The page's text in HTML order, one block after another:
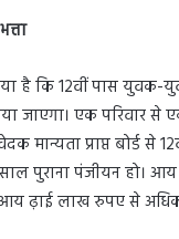
है कि 12वीं पास युवक-
जाएगा। एक परिवार
प्राप्त बोर्ड से
पुराना पंजीयन हो। आय
आय ढ़ाई लाख रुपए से